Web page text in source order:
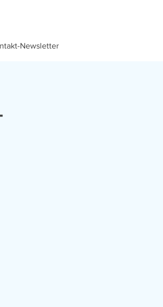
Newsletter